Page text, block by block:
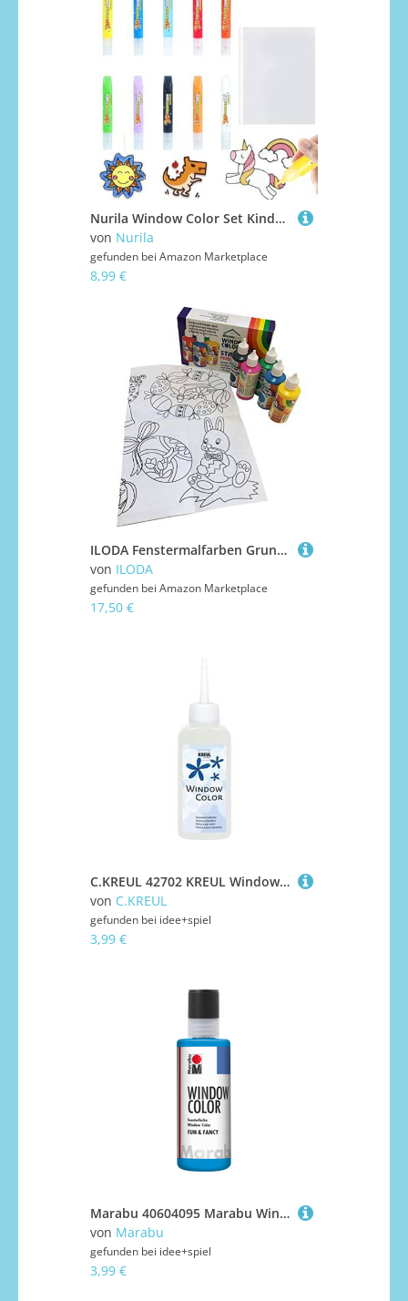
Nurila Window Color Set Kinder, Fensterfarben kinder, Window Color Enthalten Ein backfreies Leimbild und 10 Farben von Pinseln, Fenstermalfarben auf Wasserbasis Geeignet für DIY Glas, Spiegel, Fliesen
von Nurila
gefunden bei Amazon Marketplace
8,99 €
ILODA Fenstermalfarben Grundausstattung Starterset auch für Ostern von Ahrenshof, Window Colors Set mit 5 Farben und 22 Malvorlagen.
von ILODA
gefunden bei Amazon Marketplace
17,50 €
C.KREUL 42702 KREUL Window Color Schneeweiß 80 ml
von C.KREUL
gefunden bei idee+spiel
3,99 €
Marabu 40604095 Marabu Window Color fun & fancy Azurblau 095, 80 ml
von Marabu
gefunden bei idee+spiel
3,99 €